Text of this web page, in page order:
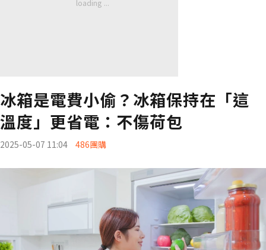
冰箱是電費小偷？冰箱保持在「這
溫度」更省電：不傷荷包
2025-05-07 11:04 486團購